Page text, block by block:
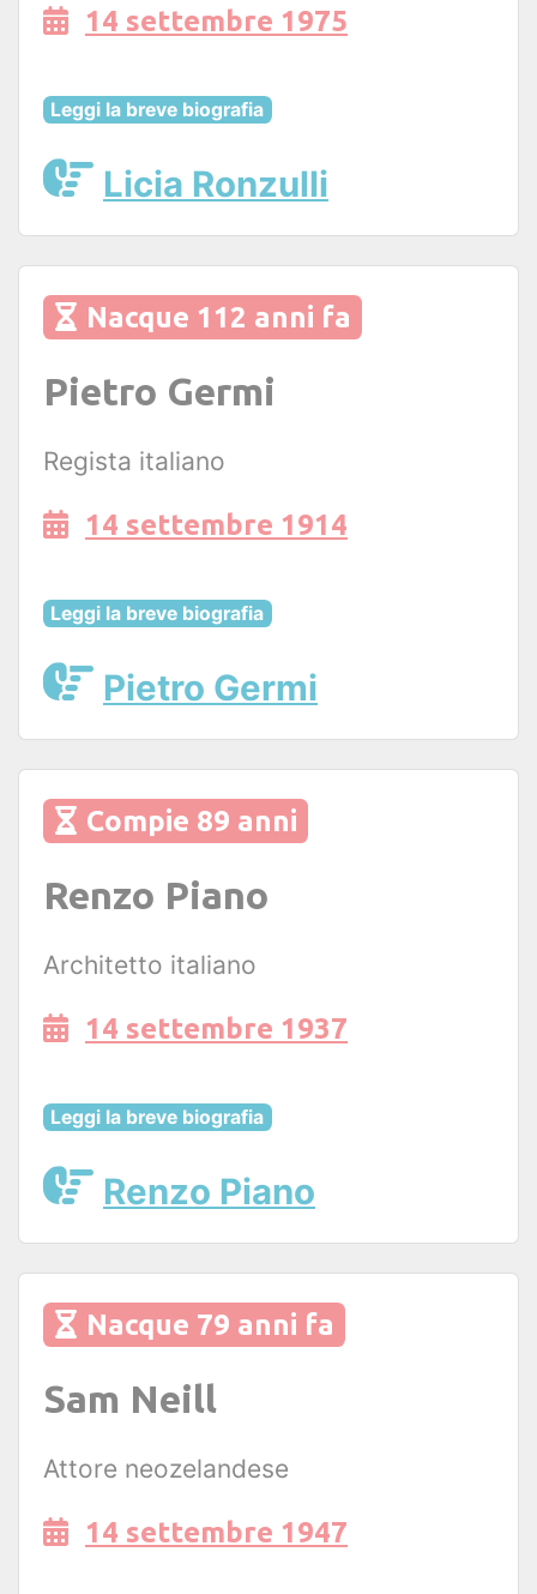
14 settembre 1975
Leggi la breve biografia
Licia Ronzulli
Nacque 112 anni fa
Pietro Germi
Regista italiano
14 settembre 1914
Leggi la breve biografia
Pietro Germi
Compie 89 anni
Renzo Piano
Architetto italiano
14 settembre 1937
Leggi la breve biografia
Renzo Piano
Nacque 79 anni fa
Sam Neill
Attore neozelandese
14 settembre 1947